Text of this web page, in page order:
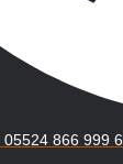
05524 866 999 6